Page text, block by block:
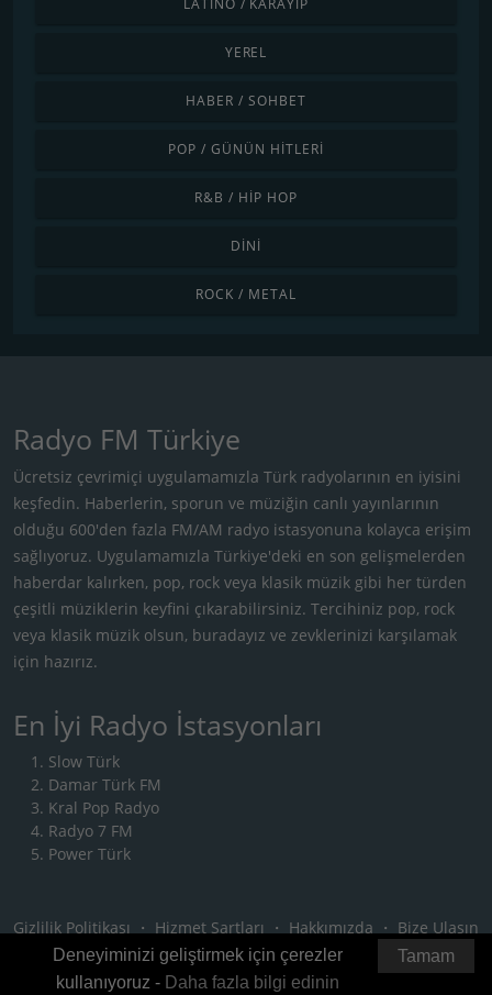
LATINO / KARAYIP
YEREL
HABER / SOHBET
POP / GÜNÜN HITLERI
R&B / HIP HOP
DINI
ROCK / METAL
Radyo FM Türkiye
Ücretsiz çevrimiçi uygulamamızla Türk radyolarının en iyisini
keşfedin. Haberlerin, sporun ve müziğin canlı yayınlarının
olduğu 600'den fazla FM/AM radyo istasyonuna kolayca erişim
sağlıyoruz. Uygulamamızla Türkiye'deki en son gelişmelerden
haberdar kalırken, pop, rock veya klasik müzik gibi her türden
çeşitli müziklerin keyfini çıkarabilirsiniz. Tercihiniz pop, rock
veya klasik müzik olsun, buradayız ve zevklerinizi karşılamak
için hazırız.
En İyi Radyo İstasyonları
Slow Türk
Damar Türk FM
Kral Pop Radyo
Radyo 7 FM
Power Türk
Gizlilik Politikası ・ Hizmet Şartları ・ Hakkımızda ・ Bize Ulaşın
Tamam
Deneyiminizi geliştirmek için çerezler
kullanıyoruz - Daha fazla bilgi edinin